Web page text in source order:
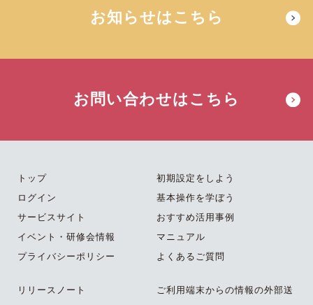
お知らせはこちら
お問い合わせはこちら
トップ
ログイン
サービスサイト
イベント・研修会情報
プライバシーポリシー
初期設定をしよう
基本操作を学ぼう
おすすめ活用事例
マニュアル
よくあるご質問
リリースノート
ご利用端末からの情報の外部送